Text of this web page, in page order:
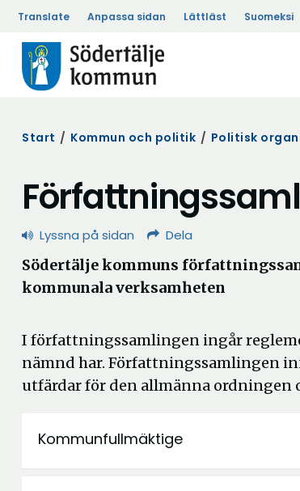
Translate Anpassa sidan Lättläst Suomeksi
Start / Kommun och politik / Politisk
Lyssna på sidan Dela
Södertälje kommuns
kommunala verksamheten
I författningssamlingen ingår
nämnd har. Författningssamlingen
utfärdar för den allmänna ordningen
Kommunfullmäktige